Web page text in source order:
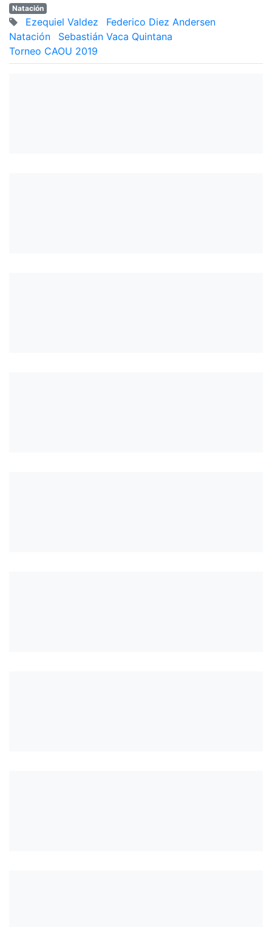
Natación
Ezequiel Valdez
Federico Diez Andersen
Natación
Sebastián Vaca Quintana
Torneo CAOU 2019